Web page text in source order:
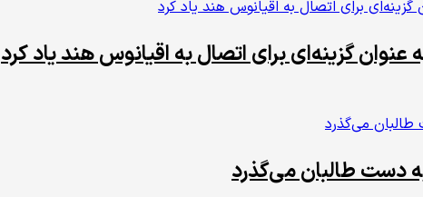
عنوان گزینه‌ای برای اتصال به اقیانوس هند یاد کرد
دست طالبان می‌گذرد